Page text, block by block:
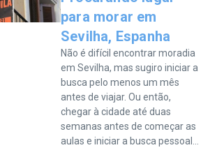
para morar em
Sevilha, Espanha
Não é difícil encontrar moradia
em Sevilha, mas sugiro iniciar a
busca pelo menos um mês
antes de viajar. Ou então,
chegar à cidade até duas
semanas antes de começar as
aulas e iniciar a busca pessoal...